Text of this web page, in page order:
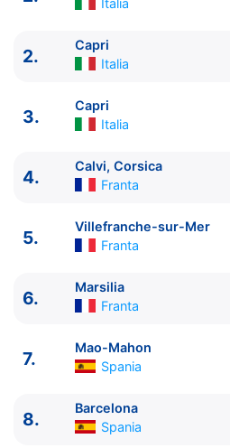
Ziua | Portul | Sosire - Plecare
Napoli Italia
2.
Italia 19:00 - 0:00
4.
Calvi, Corsica Franta
Villefranche-sur-Mer
7.
Mao-Mahon Spania
9:00
Barcelona Spania
Italia
2.
Capri
Italia
3.
Capri
Italia
4.
Calvi, Corsica
Franta
5.
Villefranche-sur-Mer
Franta
6.
Marsilia
Franta
7.
Mao-Mahon
Spania
8.
Barcelona
Spania